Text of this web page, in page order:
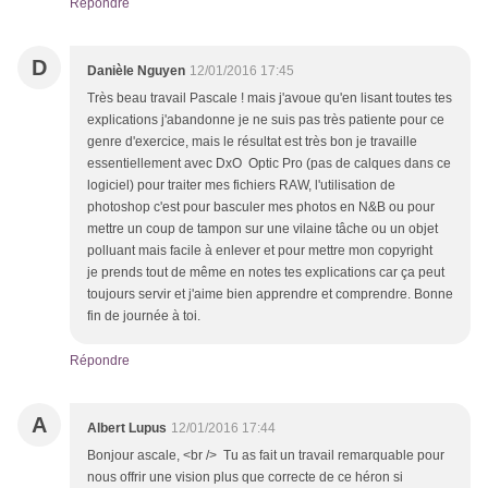
Répondre
D Danièle Nguyen 12/01/2016 17:45
Très beau travail Pascale ! mais j'avoue qu'en lisant toutes tes
explications j'abandonne je ne suis pas très patiente pour ce
genre d'exercice, mais le résultat est très bon je travaille
essentiellement avec DxO Optic Pro (pas de calques dans ce
logiciel) pour traiter mes fichiers RAW, l'utilisation de
photoshop c'est pour basculer mes photos en N&B ou pour
mettre un coup de tampon sur une vilaine tâche ou un objet
polluant mais facile à enlever et pour mettre mon copyright
je prends tout de même en notes tes explications car ça peut
toujours servir et j'aime bien apprendre et comprendre. Bonne
fin de journée à toi.
Répondre
A Albert Lupus 12/01/2016 17:44
Bonjour ascale, <br /> Tu as fait un travail remarquable pour
nous offrir une vision plus que correcte de ce héron si